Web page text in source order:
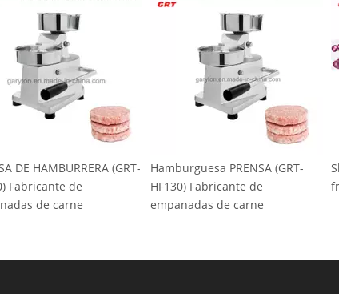
Hamburguesa PRENSA (GRT-
HF130) Fabricante de
empanadas de carne
Slicer manual de vegetales y
frutas (GRT-JG13) Cebolla